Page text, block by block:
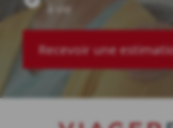
à vie
Recevoir une